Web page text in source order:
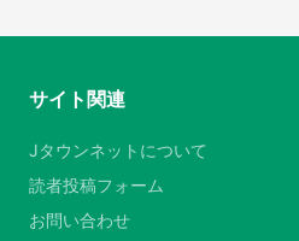
サイト関連
Jタウンネットについて
読者投稿フォーム
お問い合わせ